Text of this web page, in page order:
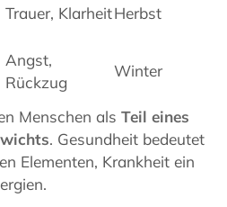
Trauer, KlarheitHerbst
Angst,
Rückzug
Winter
Menschen als Teil eines
. Gesundheit bedeutet
Elementen, Krankheit ein